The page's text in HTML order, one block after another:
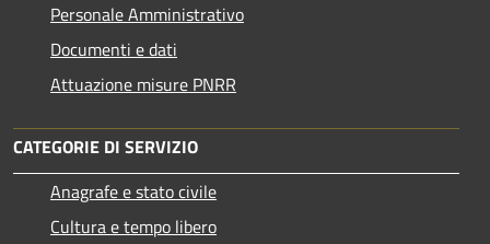
Personale Amministrativo
Documenti e dati
Attuazione misure PNRR
CATEGORIE DI SERVIZIO
Anagrafe e stato civile
Cultura e tempo libero